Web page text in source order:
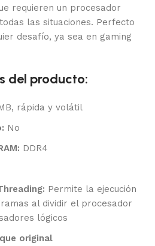
requieren un procesador
las situaciones. Perfecto
desafío, ya sea en gaming
del producto:
rápida y volátil
No
DDR4
Permite la ejecución
al dividir el procesador
lógicos
original